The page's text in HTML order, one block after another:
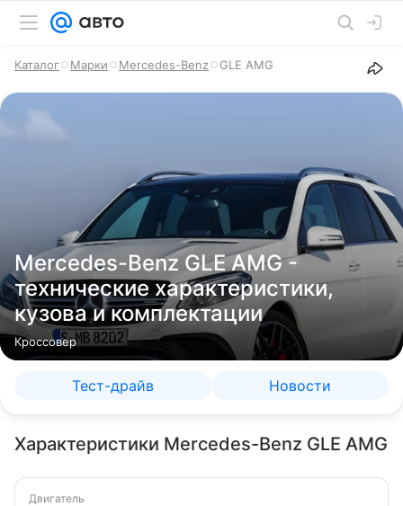
Каталог Марки Mercedes-Benz GLE AMG
Mercedes-Benz GLE AMG -
технические характеристики,
кузова и комплектации
Кроссовер
Тест-драйв Новости
Характеристики Mercedes-Benz GLE AMG
Двигатель